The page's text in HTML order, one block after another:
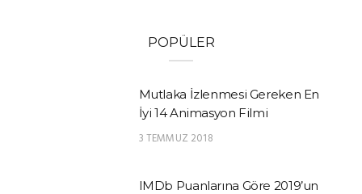
POPÜLER
Mutlaka İzlenmesi Gereken En
İyi 14 Animasyon Filmi
3 TEMMUZ 2018
IMDb Puanlarına Göre 2019’un